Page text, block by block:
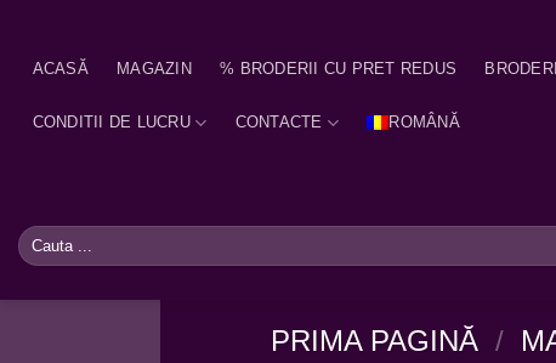
contentACASĂ MAGAZIN % BRODERII CU PRET REDUS
CONDITII DE LUCRU CONTACTE ROMÂNĂ
Caută
după:
PRIMA PAGINĂ /